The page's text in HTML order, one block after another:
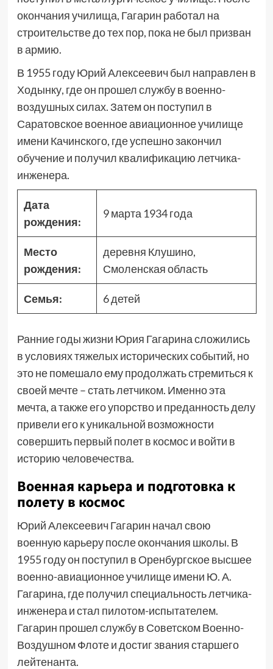
окончания училища, Гагарин работал на
строительстве до тех пор, пока не был призван
в армию.
В 1955 году Юрий Алексеевич был направлен в
Ходынку, где он прошел службу в военно-
воздушных силах. Затем он поступил в
Саратовское военное авиационное училище
имени Качинского, где успешно закончил
обучение и получил квалификацию летчика-
инженера.
Дата
рождения:
9 марта 1934 года
Место
рождения:
деревня Клушино,
Смоленская область
Семья: 6 детей
Ранние годы жизни Юрия Гагарина сложились
в условиях тяжелых исторических событий, но
это не помешало ему продолжать стремиться к
своей мечте – стать летчиком. Именно эта
мечта, а также его упорство и преданность делу
привели его к уникальной возможности
совершить первый полет в космос и войти в
историю человечества.
Военная карьера и подготовка к
полету в космос
Юрий Алексеевич Гагарин начал свою
военную карьеру после окончания школы. В
1955 году он поступил в Оренбургское высшее
военно-авиационное училище имени Ю. А.
Гагарина, где получил специальность летчика-
инженера и стал пилотом-испытателем.
Гагарин прошел службу в Советском Военно-
Воздушном Флоте и достиг звания старшего
лейтенанта.